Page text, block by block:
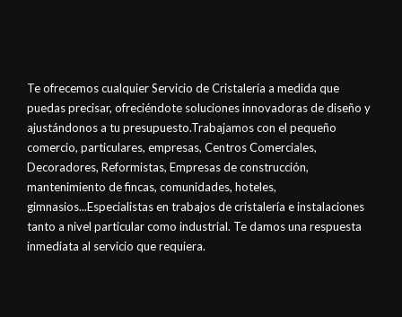
Te ofrecemos cualquier Servicio de Cristalería a medida que
puedas precisar, ofreciéndote soluciones innovadoras de diseño y
ajustándonos a tu presupuesto.Trabajamos con el pequeño
comercio, particulares, empresas, Centros Comerciales,
Decoradores, Reformistas, Empresas de construcción,
mantenimiento de fincas, comunidades, hoteles,
gimnasios...Especialistas en trabajos de cristalería e instalaciones
tanto a nivel particular como industrial. Te damos una respuesta
inmediata al servicio que requiera.